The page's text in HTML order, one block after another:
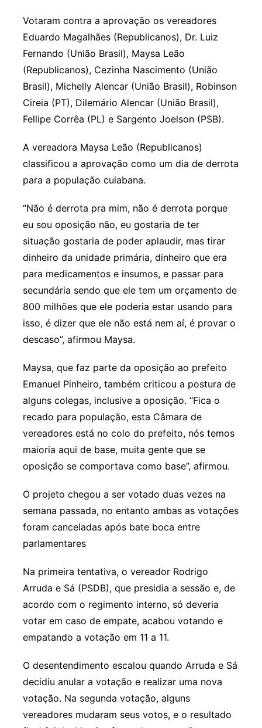
Votaram contra a aprovação os vereadores
Eduardo Magalhães (Republicanos), Dr. Luiz
Fernando (União Brasil), Maysa Leão
(Republicanos), Cezinha Nascimento (União
Brasil), Michelly Alencar (União Brasil), Robinson
Cireia (PT), Dilemário Alencar (União Brasil),
Fellipe Corrêa (PL) e Sargento Joelson (PSB).
A vereadora Maysa Leão (Republicanos)
classificou a aprovação como um dia de derrota
para a população cuiabana.
“Não é derrota pra mim, não é derrota porque
eu sou oposição não, eu gostaria de ter
situação gostaria de poder aplaudir, mas tirar
dinheiro da unidade primária, dinheiro que era
para medicamentos e insumos, e passar para
secundária sendo que ele tem um orçamento de
800 milhões que ele poderia estar usando para
isso, é dizer que ele não está nem aí, é provar o
descaso”, afirmou Maysa.
Maysa, que faz parte da oposição ao prefeito
Emanuel Pinheiro, também criticou a postura de
alguns colegas, inclusive a oposição. “Fica o
recado para população, esta Câmara de
vereadores está no colo do prefeito, nós temos
maioria aqui de base, muita gente que se
oposição se comportava como base”, afirmou.
O projeto chegou a ser votado duas vezes na
semana passada, no entanto ambas as votações
foram canceladas após bate boca entre
parlamentares
Na primeira tentativa, o vereador Rodrigo
Arruda e Sá (PSDB), que presidia a sessão e, de
acordo com o regimento interno, só deveria
votar em caso de empate, acabou votando e
empatando a votação em 11 a 11.
O desentendimento escalou quando Arruda e Sá
decidiu anular a votação e realizar uma nova
votação. Na segunda votação, alguns
vereadores mudaram seus votos, e o resultado